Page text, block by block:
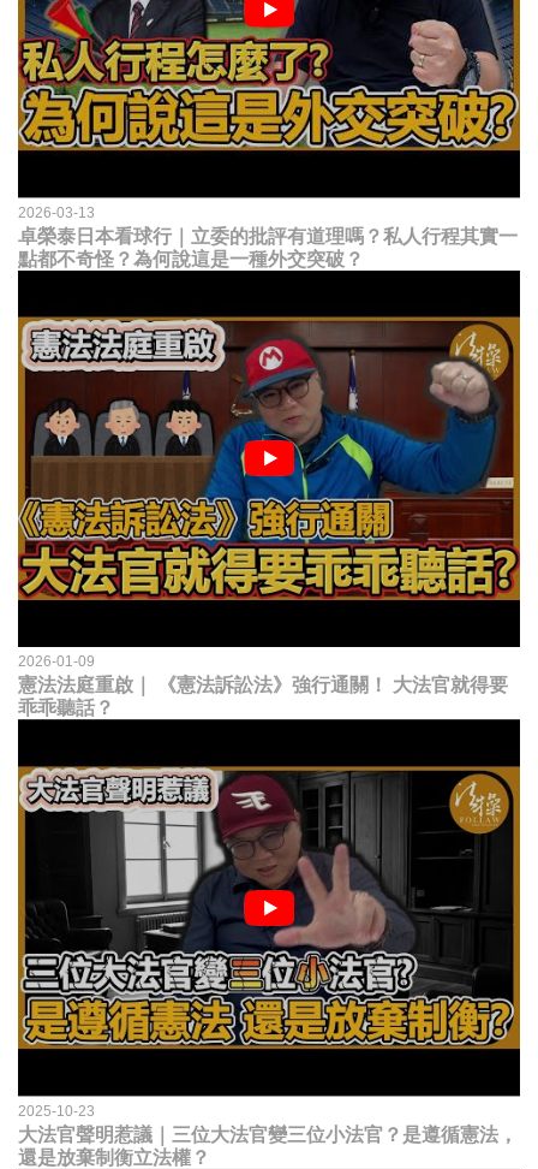
2026-03-13
卓榮泰日本看球行｜立委的批評有道理嗎？私人行程其實一
點都不奇怪？為何說這是一種外交突破？
2026-01-09
憲法法庭重啟｜ 《憲法訴訟法》強行通關！ 大法官就得要
乖乖聽話？
2025-10-23
大法官聲明惹議｜三位大法官變三位小法官？是遵循憲法，
還是放棄制衡立法權？